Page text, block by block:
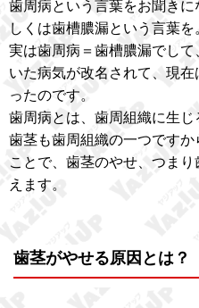
歯周病という言葉をお聞き
しくは歯槽膿漏という言葉を
実は歯周病＝歯槽膿漏でし
いた病気が改名されて、現
ったのです。
歯周病とは、歯周組織に生じ
歯茎も歯周組織の一つです
ことで、歯茎のやせ、つま
えます。
歯茎がやせる原因とは？